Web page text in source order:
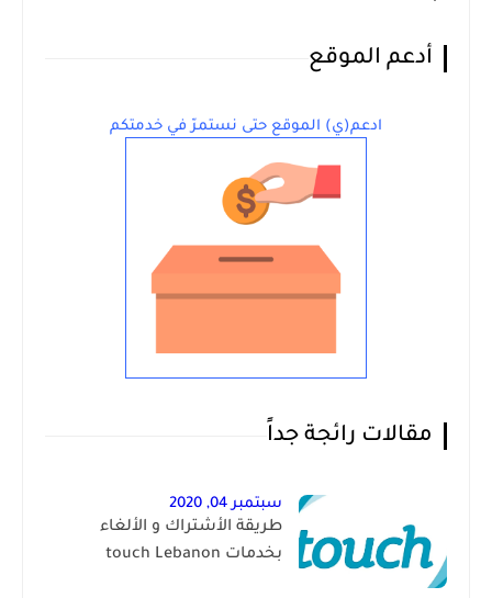
أدعم الموقع
ادعم(ي) الموقع حتى نستمرّ في خدمتكم
مقالات رائجة جداً
سبتمبر 04, 2020
طريقة الأشتراك و الألغاء
بخدمات touch Lebanon